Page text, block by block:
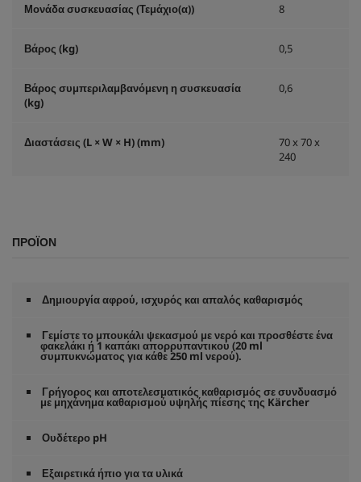
Μονάδα συσκευασίας (Τεμάχιο(α)) 8
Βάρος (kg) 0,5
Βάρος συμπεριλαμβανόμενη η συσκευασία
(kg)
0,6
Διαστάσεις (L × W × H) (mm)
70 x 70 x
240
ΠΡΟΪΌΝ
Δημιουργία αφρού, ισχυρός και απαλός καθαρισμός
Γεμίστε το μπουκάλι ψεκασμού με νερό και προσθέστε ένα
φακελάκι ή 1 καπάκι απορρυπαντικού (20 ml
συμπυκνώματος για κάθε 250 ml νερού).
Γρήγορος και αποτελεσματικός καθαρισμός σε συνδυασμό
με μηχάνημα καθαρισμού υψηλής πίεσης της Kärcher
Ουδέτερο pH
Εξαιρετικά ήπιο για τα υλικά